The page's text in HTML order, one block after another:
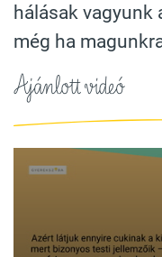
hálásak vagyunk
még ha
Ajánlott videó